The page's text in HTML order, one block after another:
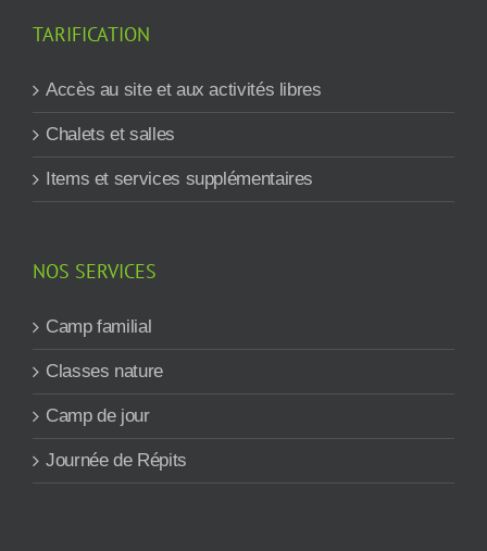
TARIFICATION
Accès au site et aux activités libres
Chalets et salles
Items et services supplémentaires
NOS SERVICES
Camp familial
Classes nature
Camp de jour
Journée de Répits